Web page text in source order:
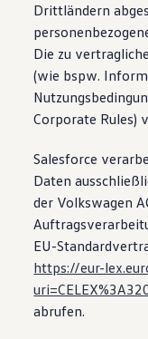
Drittländern
Die zu
(wie bspw.
Corporate Rules)
Salesforce
Daten
der Volkswagen
EU-
https://eur-
abrufen.